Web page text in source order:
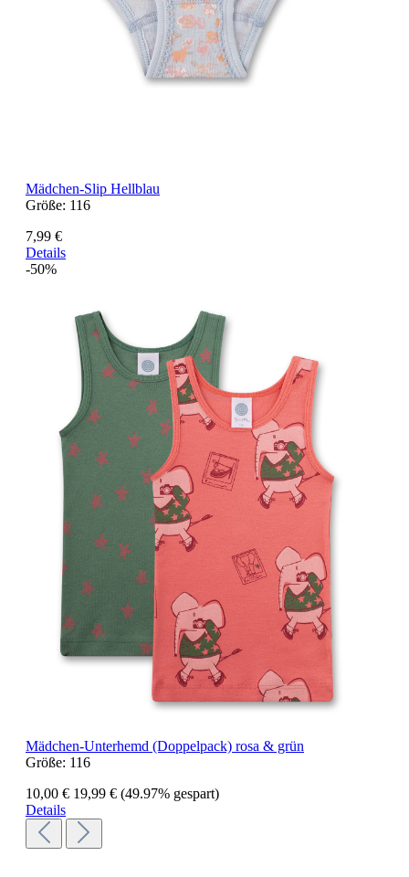
Mädchen-Slip Hellblau
Größe: 116
7,99 €
Details
-50%
Mädchen-Unterhemd (Doppelpack) rosa & grün
Größe: 116
10,00 € 19,99 € (49.97% gespart)
Details